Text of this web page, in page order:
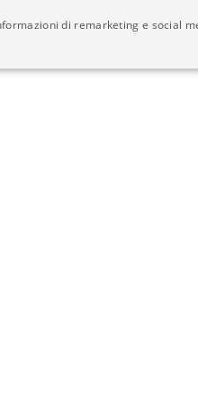
di remarketing e social